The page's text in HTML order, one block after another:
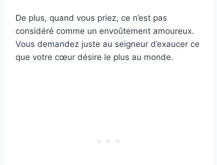
De plus, quand vous priez, ce n’est pas
considéré comme un envoûtement amoureux.
Vous demandez juste au seigneur d’exaucer ce
que votre cœur désire le plus au monde.